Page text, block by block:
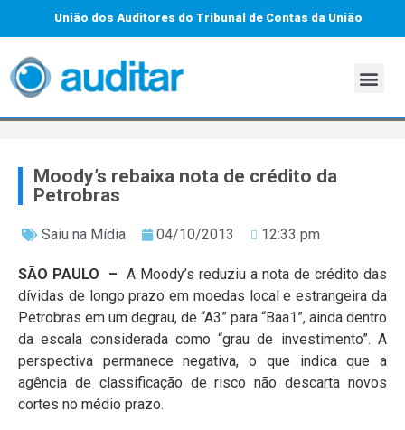
União dos Auditores do Tribunal de Contas da União
Moody’s rebaixa nota de crédito da
Petrobras
Saiu na Mídia 04/10/2013 12:33 pm
SÃO PAULO – A Moody’s reduziu a nota de crédito das
dívidas de longo prazo em moedas local e estrangeira da
Petrobras em um degrau, de “A3” para “Baa1”, ainda dentro
da escala considerada como “grau de investimento”. A
perspectiva permanece negativa, o que indica que a
agência de classificação de risco não descarta novos
cortes no médio prazo.